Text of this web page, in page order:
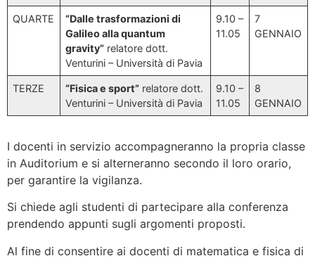
QUARTE
“Dalle trasformazioni di
Galileo alla quantum
gravity” relatore dott.
Venturini – Università di Pavia
9.10 –
11.05
7
GENNAIO
TERZE “Fisica e sport” relatore dott.
Venturini – Università di Pavia
9.10 –
11.05
8
GENNAIO
I docenti in servizio accompagneranno la propria classe
in Auditorium e si alterneranno secondo il loro orario,
per garantire la vigilanza.
Si chiede agli studenti di partecipare alla conferenza
prendendo appunti sugli argomenti proposti.
Al fine di consentire ai docenti di matematica e fisica di